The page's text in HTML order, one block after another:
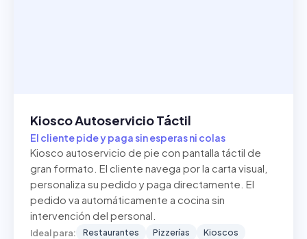
Kiosco Autoservicio Táctil
El cliente pide y paga sin esperas ni colas
Kiosco autoservicio de pie con pantalla táctil de
gran formato. El cliente navega por la carta visual,
personaliza su pedido y paga directamente. El
pedido va automáticamente a cocina sin
intervención del personal.
Ideal para: Restaurantes Pizzerías
Kioscos